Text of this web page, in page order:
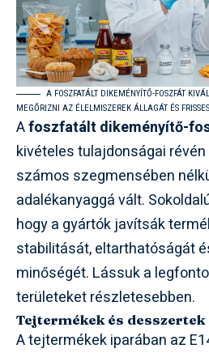
A FOSZFATÁLT DIKEMÉNYÍTŐ-FOSZFÁT
MEGŐRIZNI AZ ÉLELMISZEREK ÁLLAGÁT ÉS
Afoszfatált dikeményítő-
kivételes tulajdonságai
számos szegmensében
adalékanyaggá vált.
hogy a gyártók javítsák
stabilitását, eltarthatóságát
minőségét. Lássuk a
területeket részletesebben.
Tejtermékek és desszertek
A tejtermékek iparában az